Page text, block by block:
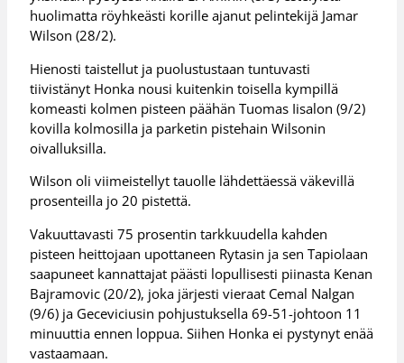
huolimatta röyhkeästi korille ajanut pelintekijä Jamar
Wilson (28/2).
Hienosti taistellut ja puolustustaan tuntuvasti
tiivistänyt Honka nousi kuitenkin toisella kympillä
komeasti kolmen pisteen päähän Tuomas Iisalon (9/2)
kovilla kolmosilla ja parketin pistehain Wilsonin
oivalluksilla.
Wilson oli viimeistellyt tauolle lähdettäessä väkevillä
prosenteilla jo 20 pistettä.
Vakuuttavasti 75 prosentin tarkkuudella kahden
pisteen heittojaan upottaneen Rytasin ja sen Tapiolaan
saapuneet kannattajat päästi lopullisesti piinasta Kenan
Bajramovic (20/2), joka järjesti vieraat Cemal Nalgan
(9/6) ja Geceviciusin pohjustuksella 69-51-johtoon 11
minuuttia ennen loppua. Siihen Honka ei pystynyt enää
vastaamaan.